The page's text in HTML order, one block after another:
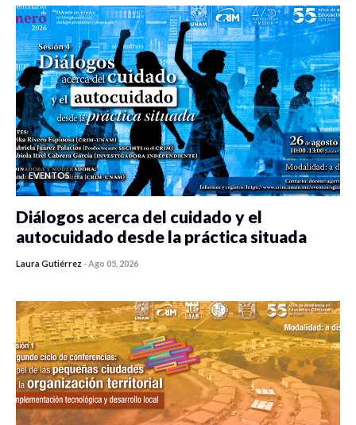
EVENTOS
Diálogos acerca del cuidado y el
autocuidado desde la práctica situada
Laura Gutiérrez -Ago 05, 2026